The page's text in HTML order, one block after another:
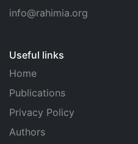
info@rahimia.org
Useful links
Home
Publications
Privacy Policy
Authors